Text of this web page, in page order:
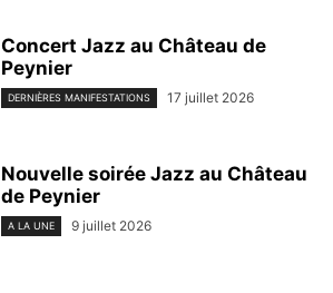
Concert Jazz au Château de
Peynier
DERNIÈRES MANIFESTATIONS 17 juillet 2026
Nouvelle soirée Jazz au Château
de Peynier
A LA UNE 9 juillet 2026